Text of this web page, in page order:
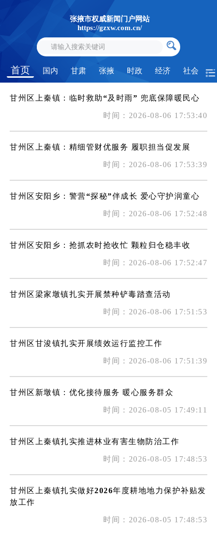
张掖市权威新闻门户网站
https://gzxw.com.cn/
首页 国内 甘肃 张掖 时政 经济 社会
甘州区上秦镇：临时救助“及时雨” 兜底保障暖民心
时间：2026-08-06 17:53:40
甘州区上秦镇：精细管财优服务 履职担当促发展
时间：2026-08-06 17:53:39
甘州区安阳乡：警营“探秘”伴成长 爱心守护润童心
时间：2026-08-06 17:52:48
甘州区安阳乡：抢抓农时抢收忙 颗粒归仓稳丰收
时间：2026-08-06 17:52:47
甘州区梁家墩镇扎实开展禁种铲毒踏查活动
时间：2026-08-06 17:51:53
甘州区甘浚镇扎实开展绩效运行监控工作
时间：2026-08-06 17:51:39
甘州区新墩镇：优化接待服务 暖心服务群众
时间：2026-08-05 17:49:11
甘州区上秦镇扎实推进林业有害生物防治工作
时间：2026-08-05 17:48:53
甘州区上秦镇扎实做好2026年度耕地地力保护补贴发
放工作
时间：2026-08-05 17:48:53